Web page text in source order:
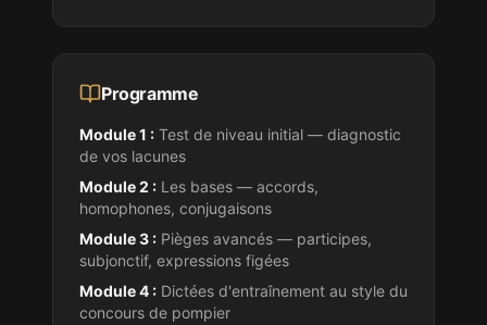
Programme
Module 1 : Test de niveau initial — diagnostic
de vos lacunes
Module 2 : Les bases — accords,
homophones, conjugaisons
Module 3 : Pièges avancés — participes,
subjonctif, expressions figées
Module 4 : Dictées d'entraînement au style du
concours de pompier